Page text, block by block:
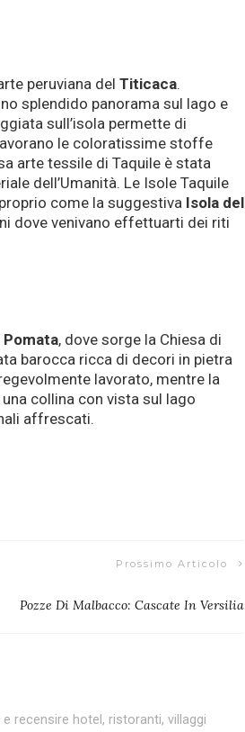
peruviana del Titicaca.
splendido panorama sul lago e
sull’isola permette di
le coloratissime stoffe
arte tessile di Taquile è stata
dell’Umanità. Le Isole Taquile
come la suggestiva Isola del
dove venivano effettuarti dei riti
Pomata, dove sorge la Chiesa di
barocca ricca di decori in pietra
lavorato, mentre la
collina con vista sul lago
affrescati.
Prossimo Articolo
Pozze Di Malbacco: Cascate In Versilia
recensire hotel, ristoranti, villaggi